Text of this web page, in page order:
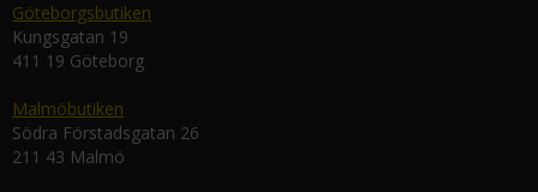
Göteborgsbutiken
Kungsgatan 19
411 19 Göteborg
Malmöbutiken
Södra Förstadsgatan 26
211 43 Malmö